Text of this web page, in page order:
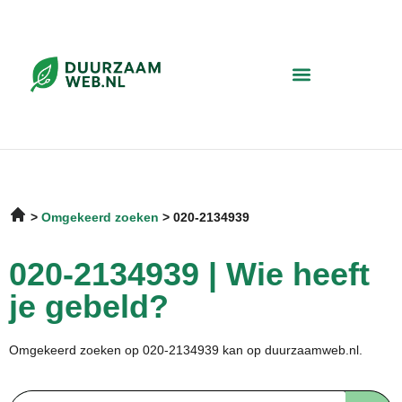
Omgekeerd zoeken 020-2134939
020-2134939 | Wie heeft
je gebeld?
Omgekeerd zoeken op 020-2134939 kan op duurzaamweb.nl.